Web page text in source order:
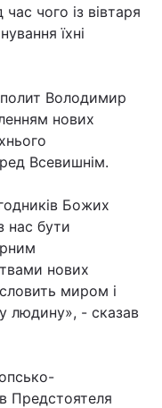
чого із вівтаря
їхні
Володимир
нових
Всевишнім.
Божих
нас бути
нових
миром і
людину», - сказав
Предстоятеля